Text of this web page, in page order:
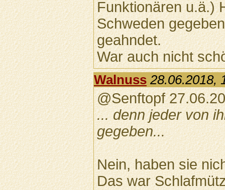
Funktionären u.ä.)
Schweden
geahndet.
War auch nicht
Walnuss 28.06.2018,
@Senftopf
... denn jeder von
gegeben...
Nein, haben sie
Das war